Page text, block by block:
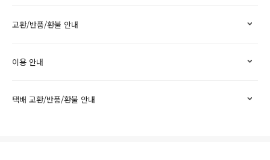
교환/반품/환불 안내
이용 안내
택배 교환/반품/환불 안내